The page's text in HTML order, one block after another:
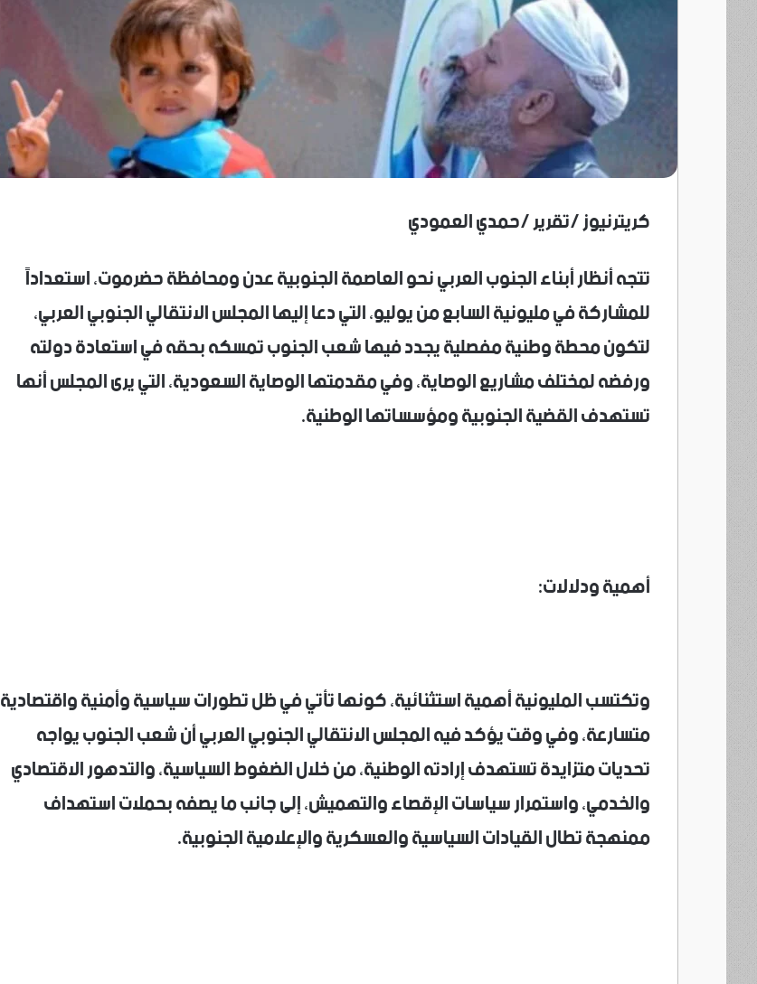
كريترنيوز /تقرير /حمدي العمودي
تتجه أنظار أبناء الجنوب العربي نحو العاصمة الجنوبية عدن ومحافظة حضرموت، استعداداً
للمشاركة في مليونية السابع من يوليو، التي دعا إليها المجلس الانتقالي الجنوبي العربي،
لتكون محطة وطنية مفصلية يجدد فيها شعب الجنوب تمسكه بحقه في استعادة دولته
ورفضه لمختلف مشاريع الوصاية، وفي مقدمتها الوصاية السعودية، التي يرى المجلس أنها
تستهدف القضية الجنوبية ومؤسساتها الوطنية.
أهمية ودلالات:
وتكتسب المليونية أهمية استثنائية، كونها تأتي في ظل تطورات سياسية وأمنية واقتصادية
متسارعة، وفي وقت يؤكد فيه المجلس الانتقالي الجنوبي العربي أن شعب الجنوب يواجه
تحديات متزايدة تستهدف إرادته الوطنية، من خلال الضغوط السياسية، والتدهور الاقتصادي
والخدمي، واستمرار سياسات الإقصاء والتهميش، إلى جانب ما يصفه بحملات استهداف
ممنهجة تطال القيادات السياسية والعسكرية والإعلامية الجنوبية.